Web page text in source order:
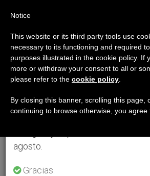
Aviso importante
Del 27 de julio al 7 de agosto
anual, aprovechando que en el
se generan menos informaciones
agosto.
Gracias.
Notice
This website or its third party tools use
necessary to its functioning and required
purposes illustrated in the cookie policy. If
more or withdraw your consent to all or
please refer to the cookie policy
By closing this banner, scrolling this page,
continuing to browse otherwise, you agree